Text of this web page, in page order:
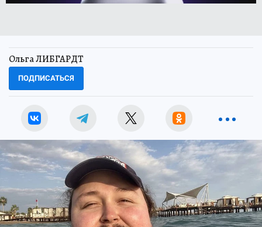
Ольга ЛИБГАРДТ
ПОДПИСАТЬСЯ